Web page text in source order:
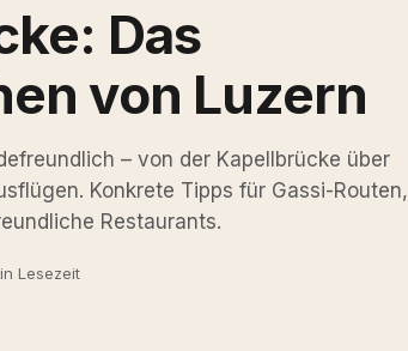
Das
von Luzern
– von der Kapellbrücke über
Konkrete Tipps für Gassi-Routen,
Restaurants.
Lesezeit